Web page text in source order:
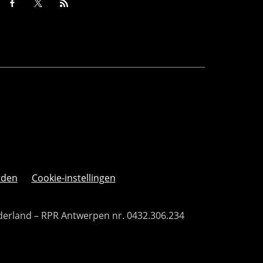
Cookie-instellingen
– RPR Antwerpen nr. 0432.306.234